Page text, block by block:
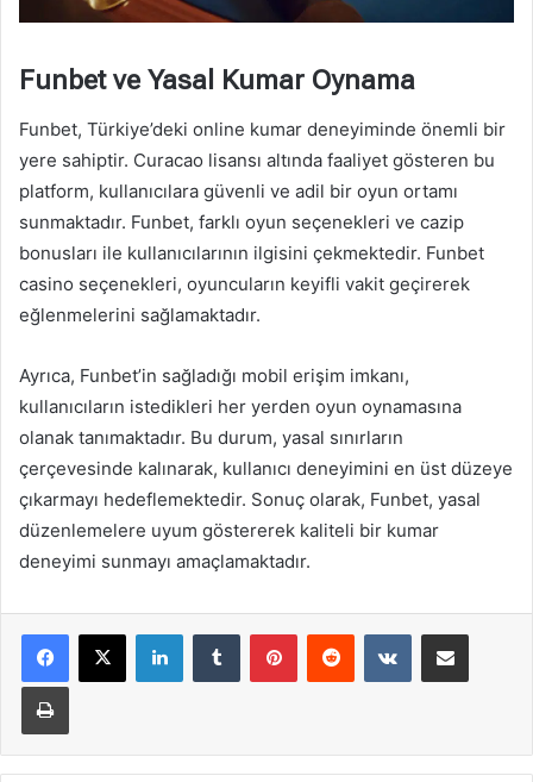
Funbet ve Yasal Kumar Oynama
Funbet, Türkiye’deki online kumar deneyiminde önemli bir
yere sahiptir. Curacao lisansı altında faaliyet gösteren bu
platform, kullanıcılara güvenli ve adil bir oyun ortamı
sunmaktadır. Funbet, farklı oyun seçenekleri ve cazip
bonusları ile kullanıcılarının ilgisini çekmektedir. Funbet
casino seçenekleri, oyuncuların keyifli vakit geçirerek
eğlenmelerini sağlamaktadır.
Ayrıca, Funbet’in sağladığı mobil erişim imkanı,
kullanıcıların istedikleri her yerden oyun oynamasına
olanak tanımaktadır. Bu durum, yasal sınırların
çerçevesinde kalınarak, kullanıcı deneyimini en üst düzeye
çıkarmayı hedeflemektedir. Sonuç olarak, Funbet, yasal
düzenlemelere uyum göstererek kaliteli bir kumar
deneyimi sunmayı amaçlamaktadır.
LinkedInTumblr PinterestReddit VKontakteShare via Email
Print